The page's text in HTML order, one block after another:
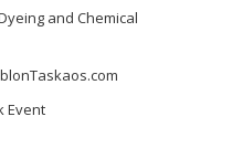
and Chemical
Event